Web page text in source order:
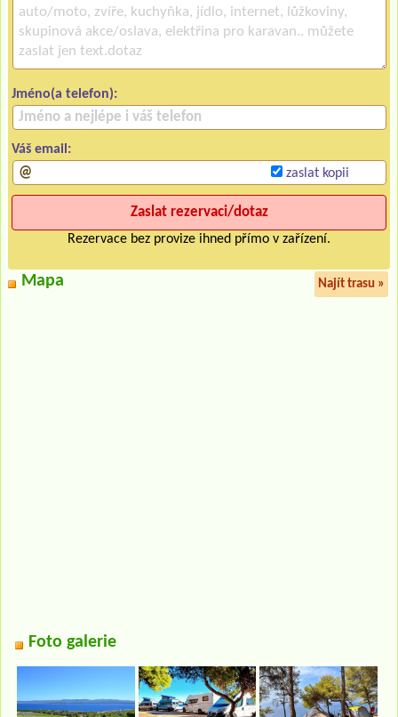
Jméno(a telefon):
Váš email:
zaslat kopii
Rezervace bez provize ihned přímo v zařízení.
Mapa Najít trasu »
Foto galerie